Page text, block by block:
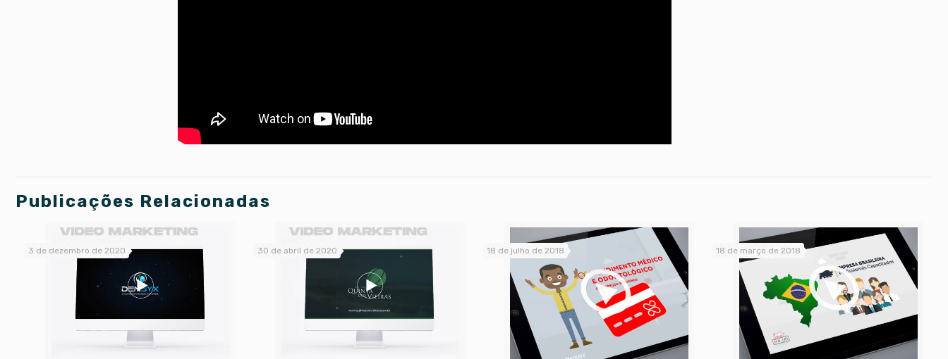
Publicações Relacionadas
3 de dezembro de 2020 30 de abril de 2020 18 de julho de 2018 18 de março de 2018